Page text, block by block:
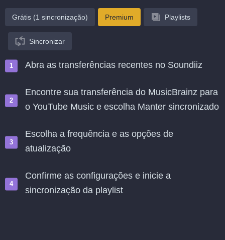
Grátis (1 sincronização) Premium Playlists
Sincronizar
Abra as transferências recentes no Soundiiz
Encontre sua transferência do MusicBrainz para
o YouTube Music e escolha Manter sincronizado
Escolha a frequência e as opções de
atualização
Confirme as configurações e inicie a
sincronização da playlist